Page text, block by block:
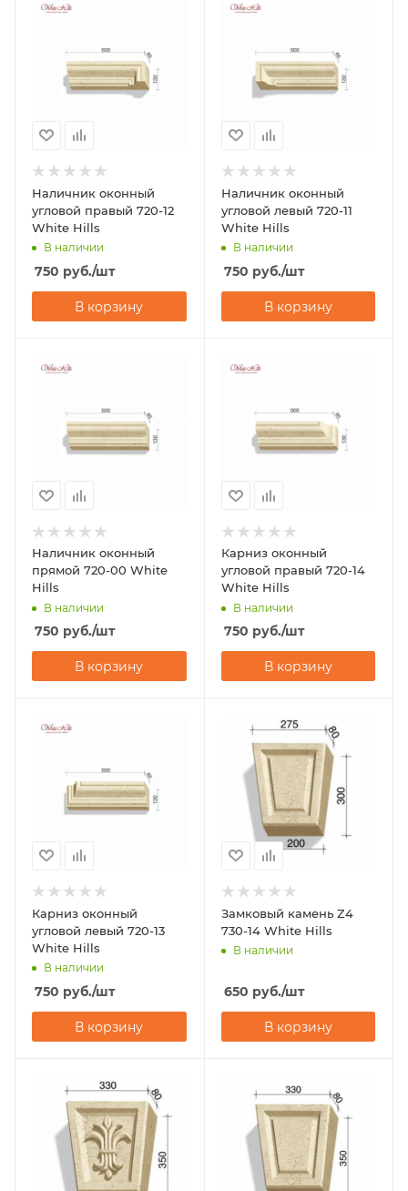
Наличник оконный
угловой правый 720-12
White Hills
В наличии
750 руб./шт
В корзину
Наличник оконный
угловой левый 720-11
White Hills
В наличии
750 руб./шт
В корзину
Наличник оконный
прямой 720-00 White
Hills
В наличии
750 руб./шт
В корзину
Карниз оконный
угловой правый 720-14
White Hills
В наличии
750 руб./шт
В корзину
Карниз оконный
угловой левый 720-13
White Hills
В наличии
750 руб./шт
В корзину
Замковый камень Z4
730-14 White Hills
В наличии
650 руб./шт
В корзину